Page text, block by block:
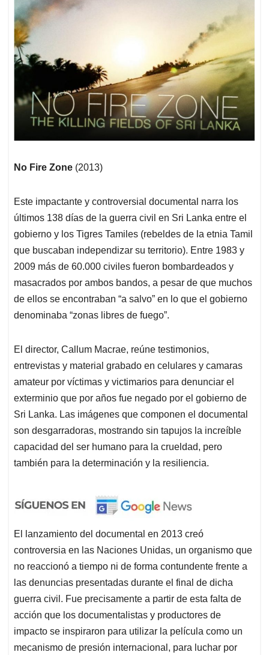
No Fire Zone (2013)
Este impactante y controversial documental narra los
últimos 138 días de la guerra civil en Sri Lanka entre el
gobierno y los Tigres Tamiles (rebeldes de la etnia Tamil
que buscaban independizar su territorio). Entre 1983 y
2009 más de 60.000 civiles fueron bombardeados y
masacrados por ambos bandos, a pesar de que muchos
de ellos se encontraban “a salvo” en lo que el gobierno
denominaba “zonas libres de fuego”.
El director, Callum Macrae, reúne testimonios,
entrevistas y material grabado en celulares y camaras
amateur por víctimas y victimarios para denunciar el
exterminio que por años fue negado por el gobierno de
Sri Lanka. Las imágenes que componen el documental
son desgarradoras, mostrando sin tapujos la increíble
capacidad del ser humano para la crueldad, pero
también para la determinación y la resiliencia.
El lanzamiento del documental en 2013 creó
controversia en las Naciones Unidas, un organismo que
no reaccionó a tiempo ni de forma contundente frente a
las denuncias presentadas durante el final de dicha
guerra civil. Fue precisamente a partir de esta falta de
acción que los documentalistas y productores de
impacto se inspiraron para utilizar la película como un
mecanismo de presión internacional, para luchar por